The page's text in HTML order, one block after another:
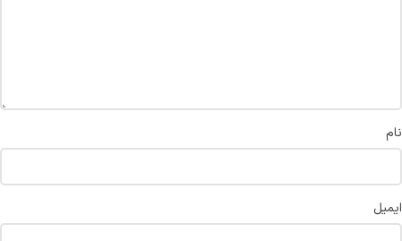
نام
ایمیل